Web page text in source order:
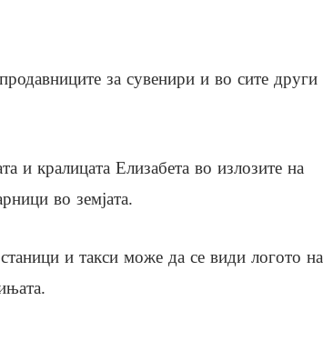
за сувенири и во сите други
и кралицата Елизабета во излозите на
во земјата.
и такси може да се види логото на